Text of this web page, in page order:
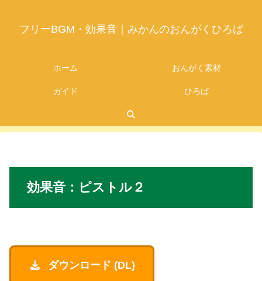
フリーBGM・効果音｜みかんのおんがくひろば
ホーム おんがく素材
ガイド ひろば
効果音： ピストル２
ダウンロード (DL)